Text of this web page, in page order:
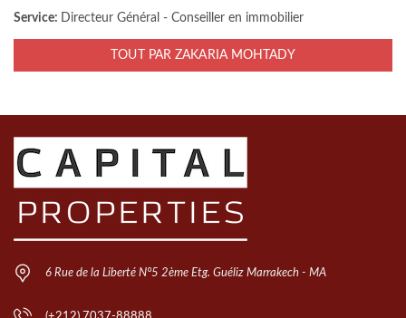
.
Service: Directeur Général - Conseiller en immobilier
TOUT PAR ZAKARIA MOHTADY
6 Rue de la Liberté N°5 2ème Etg. Guéliz Marrakech - MA